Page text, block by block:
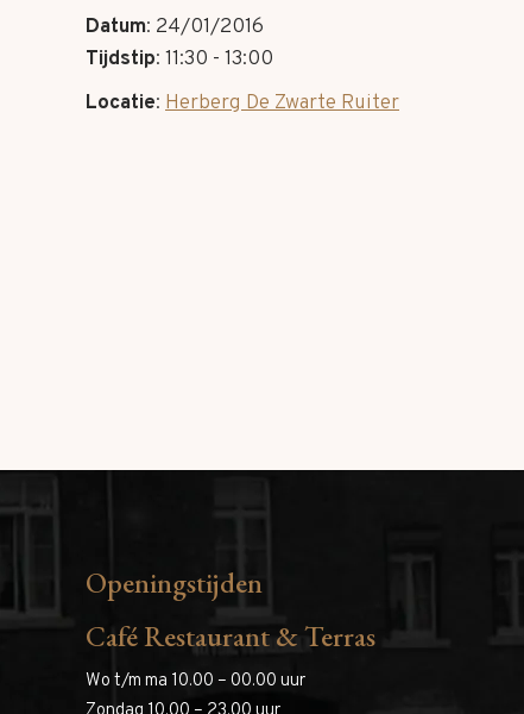
Datum: 24/01/2016
Tijdstip: 11:30 - 13:00
Locatie: Herberg De Zwarte Ruiter
Openingstijden
Café Restaurant & Terras
Wo t/m ma 10.00 – 00.00 uur